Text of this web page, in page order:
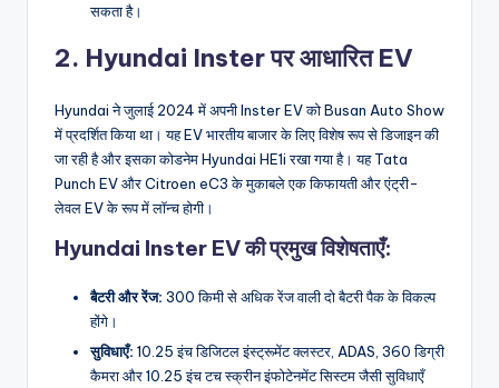
सकता है।
2. Hyundai Inster पर आधारित EV
Hyundai ने जुलाई 2024 में अपनी Inster EV को Busan Auto Show
में प्रदर्शित किया था। यह EV भारतीय बाजार के लिए विशेष रूप से डिजाइन की
जा रही है और इसका कोडनेम Hyundai HE1i रखा गया है। यह Tata
Punch EV और Citroen eC3 के मुकाबले एक किफायती और एंट्री-
लेवल EV के रूप में लॉन्च होगी।
Hyundai Inster EV की प्रमुख विशेषताएँ:
बैटरी और रेंज: 300 किमी से अधिक रेंज वाली दो बैटरी पैक के विकल्प
होंगे।
सुविधाएँ: 10.25 इंच डिजिटल इंस्ट्रूमेंट क्लस्टर, ADAS, 360 डिग्री
कैमरा और 10.25 इंच टच स्क्रीन इंफोटेनमेंट सिस्टम जैसी सुविधाएँ